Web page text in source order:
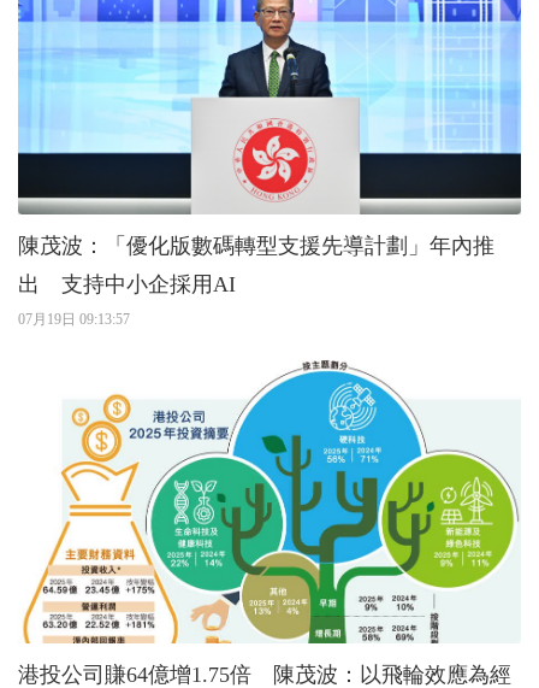
陳茂波：「優化版數碼轉型支援先導計劃」年內推
出 支持中小企採用AI
07月19日 09:13:57
港投公司賺64億增1.75倍 陳茂波：以飛輪效應為經